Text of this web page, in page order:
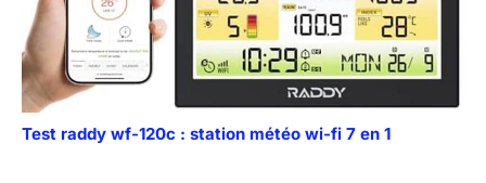
Test raddy wf-120c : station météo wi-fi 7 en 1